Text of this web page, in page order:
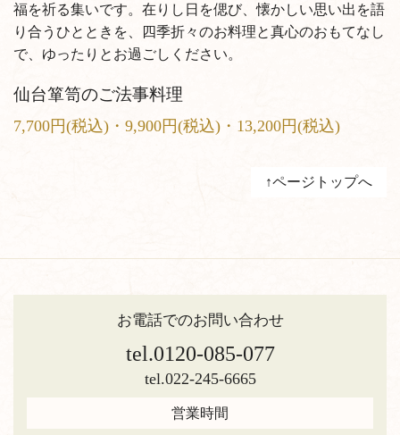
福を祈る集いです。在りし日を偲び、懐かしい思い出を語
り合うひとときを、四季折々のお料理と真心のおもてなし
で、ゆったりとお過ごしください。
仙台箪笥のご法事料理
7,700円(税込)・9,900円(税込)・13,200円(税込)
↑ページトップへ
お電話でのお問い合わせ
tel.0120-085-077
tel.022-245-6665
営業時間